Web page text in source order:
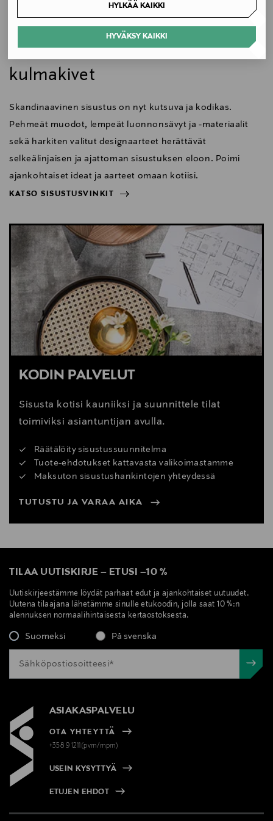
HYLKÄÄ KAIKKI
HYVÄKSY KAIKKI
Skandinaavisen sisustuksen
kulmakivet
Skandinaavinen sisustus on nyt kutsuva ja kodikas.
Pehmeät muodot, lempeät luonnonsävyt ja -materiaalit
sekä harkiten valitut designaarteet herättävät
selkeälinjaisen ja ajattoman sisustuksen eloon. Poimi
ajankohtaiset ideat ja aarteet omaan kotiisi.
KATSO SISUSTUSVINKIT
KATSO SISUSTUSVINKIT
KODIN PALVELUT
Sisusta kotisi kauniiksi ja suunnittele tilat
toimiviksi asiantuntijan avulla.
Räätälöity sisustussuunnitelma
Tuote-ehdotukset kattavasta valikoimastamme
Maksuton sisustushankintojen yhteydessä
TUTUSTU JA VARAA AIKA
TILAA UUTISKIRJE – ETUSI –10 %
Uutiskirjeestämme löydät parhaat edut ja ajankohtaiset uutuudet.
Uutena tilaajana lähetämme sinulle etukoodin, jolla saat 10 %:n
alennuksen normaalihintaisesta kertaostoksesta.
Suomeksi På svenska
ASIAKASPALVELU
OTA YHTEYTTÄ
+358 9 1211(pvm/mpm)
USEIN KYSYTTYÄ
ETUJEN EHDOT